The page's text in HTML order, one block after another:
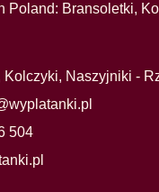
Poland: Bransoletki,
Kolczyki, Naszyjniki -
504